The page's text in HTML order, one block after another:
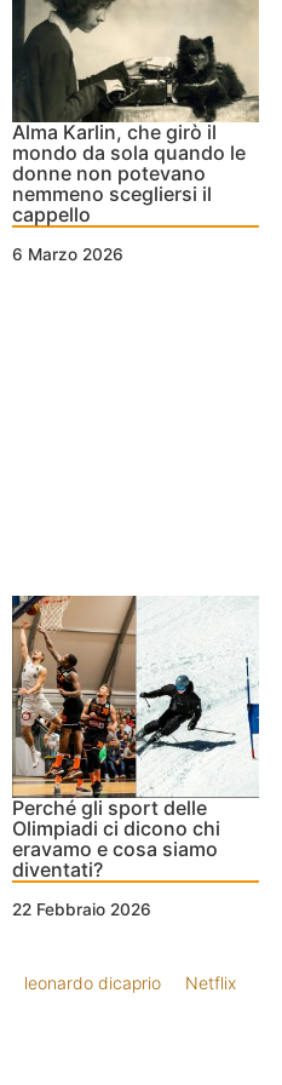
Alma Karlin, che girò il
mondo da sola quando le
donne non potevano
nemmeno scegliersi il
cappello
6 Marzo 2026
Perché gli sport delle
Olimpiadi ci dicono chi
eravamo e cosa siamo
diventati?
22 Febbraio 2026
leonardo dicaprio Netflix